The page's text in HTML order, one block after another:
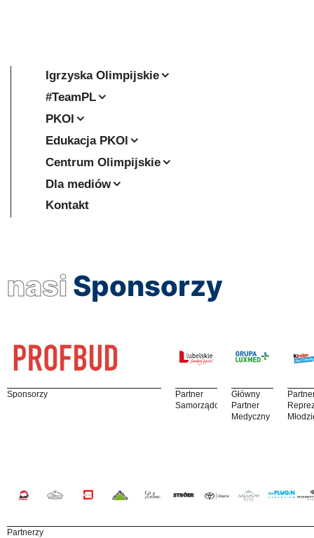
Igrzyska Olimpijskie
#TeamPL
PKOl
Edukacja PKOl
Centrum Olimpijskie
Dla mediów
Kontakt
nasi Sponsorzy
Sponsorzy
Partner
Samorządowy
Główny
Partner
Medyczny
Partnerzy